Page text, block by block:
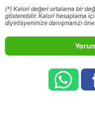
(*) Kalori değeri ortalama bir
gösterebilir. Kalori hesaplama
diyetisyeninize danışmanızı